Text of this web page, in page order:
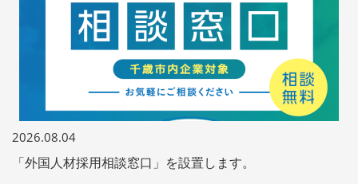
2026.08.04
「外国人材採用相談窓口」を設置します。